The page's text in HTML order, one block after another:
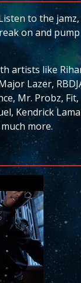
to the jamz,
on and
artists like
Lazer,
Mr. Probz, Fit,
Kendrick
more.